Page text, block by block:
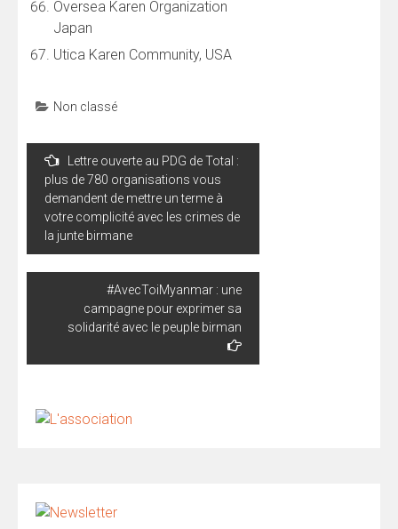
Oversea Karen Organization
Japan
Utica Karen Community, USA
Non classé
Navigation
l’article
Lettre ouverte au PDG de Total :
plus de 780 organisations vous
demandent de mettre un terme à
votre complicité avec les crimes de
la junte birmane
#AvecToiMyanmar : une
campagne pour exprimer sa
solidarité avec le peuple birman